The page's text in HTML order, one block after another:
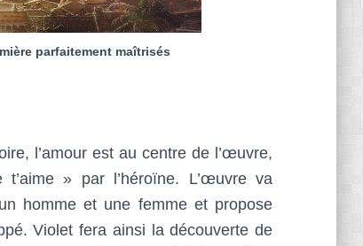
parfaitement maîtrisés
l’amour est au centre de l’œuvre,
» par l’héroïne. L’œuvre va
homme et une femme et propose
Violet fera ainsi la découverte de